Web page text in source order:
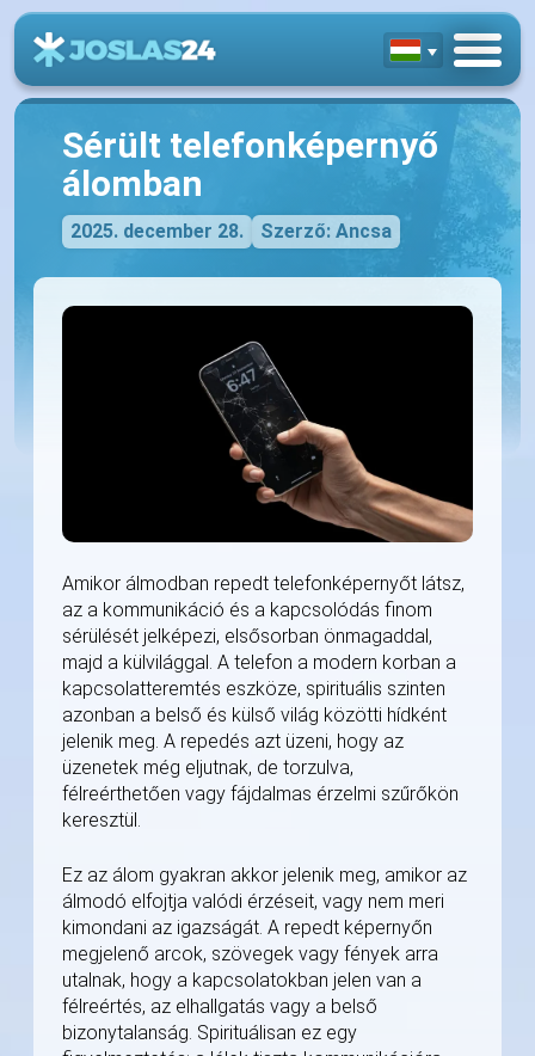
Sérült telefonképernyő
álomban
2025. december 28. Szerző: Ancsa
Amikor álmodban repedt telefonképernyőt látsz,
az a kommunikáció és a kapcsolódás finom
sérülését jelképezi, elsősorban önmagaddal,
majd a külvilággal. A telefon a modern korban a
kapcsolatteremtés eszköze, spirituális szinten
azonban a belső és külső világ közötti hídként
jelenik meg. A repedés azt üzeni, hogy az
üzenetek még eljutnak, de torzulva,
félreérthetően vagy fájdalmas érzelmi szűrőkön
keresztül.
Ez az álom gyakran akkor jelenik meg, amikor az
álmodó elfojtja valódi érzéseit, vagy nem meri
kimondani az igazságát. A repedt képernyőn
megjelenő arcok, szövegek vagy fények arra
utalnak, hogy a kapcsolatokban jelen van a
félreértés, az elhallgatás vagy a belső
bizonytalanság. Spirituálisan ez egy